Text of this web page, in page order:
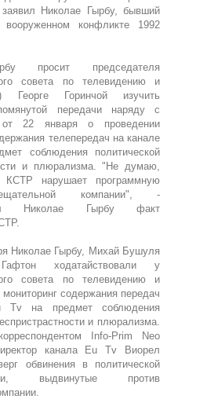
Николае Гырбу, бывший
конфликте 1992
просит председателя
совета по телевидению и
Георге Горинчой изучить
передачи наряду с
от 22 января о проведении
телепередач на канале
соблюдения политической
и плюрализма. "Не думаю,
нарушает программную
компании", -
Николае Гырбу факт
Николае Гырбу, Михай Бушуля
ходатайствовали у
совета по телевидению и
содержания передач
Tv на предмет соблюдения
и плюрализма.
Info-Prim Neo
канала Eu Tv Виорел
обвинения в политической
выдвинутые против